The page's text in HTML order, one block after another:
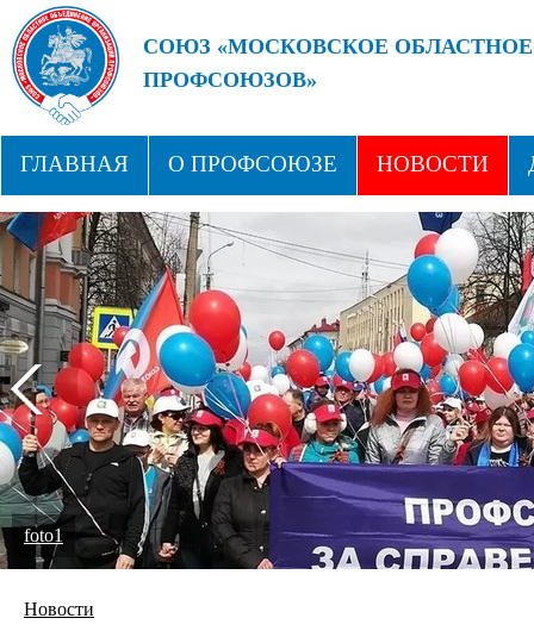
СОЮЗ «МОСКОВСКОЕ
ПРОФСОЮЗОВ»
ГЛАВНАЯ О ПРОФСОЮЗЕ НОВОСТИ
СТРУКТУРА ПРОФСОЮЗНЫЕ ЗДРАВНИЦЫ
foto1
Новости